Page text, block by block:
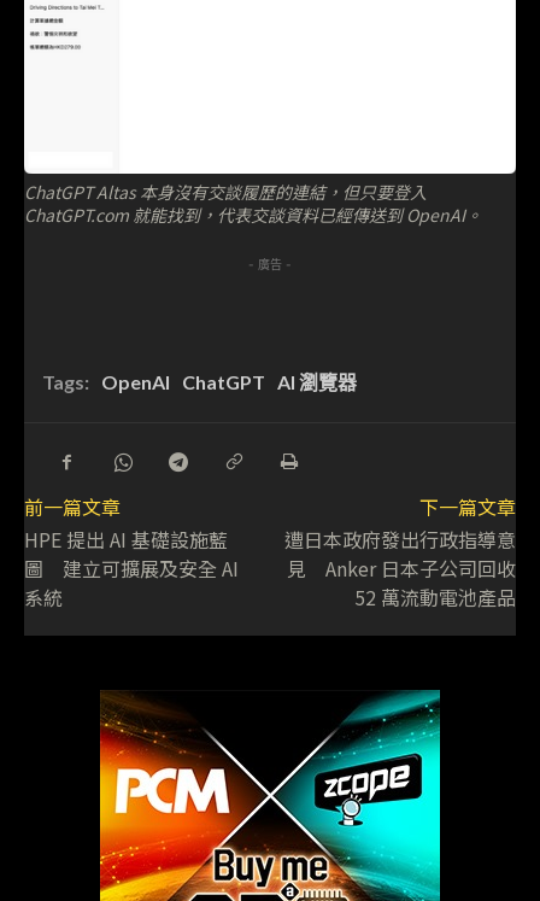
ChatGPT Altas 本身沒有交談履歷的連結，但只要登入
ChatGPT.com 就能找到，代表交談資料已經傳送到 OpenAI。
- 廣告 -
Tags: OpenAI ChatGPT AI 瀏覽器
前一篇文章
HPE 提出 AI 基礎設施藍
圖 建立可擴展及安全 AI
系統
下一篇文章
遭日本政府發出行政指導意
見 Anker 日本子公司回收
52 萬流動電池產品